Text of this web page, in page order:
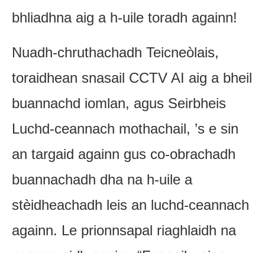
bhliadhna aig a h-uile toradh againn!
Nuadh-chruthachadh Teicneòlais,
toraidhean snasail CCTV AI aig a bheil
buannachd iomlan, agus Seirbheis
Luchd-ceannach mothachail, ’s e sin
an targaid againn gus co-obrachadh
buannachadh dha na h-uile a
stèidheachadh leis an luchd-ceannach
againn. Le prionnsapal riaghlaidh na